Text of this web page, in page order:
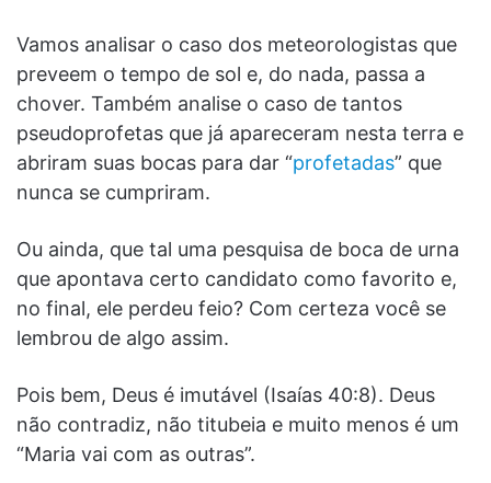
Vamos analisar o caso dos meteorologistas que
preveem o tempo de sol e, do nada, passa a
chover. Também analise o caso de tantos
pseudoprofetas que já apareceram nesta terra e
abriram suas bocas para dar “profetadas” que
nunca se cumpriram.
Ou ainda, que tal uma pesquisa de boca de urna
que apontava certo candidato como favorito e,
no final, ele perdeu feio? Com certeza você se
lembrou de algo assim.
Pois bem, Deus é imutável (Isaías 40:8). Deus
não contradiz, não titubeia e muito menos é um
“Maria vai com as outras”.